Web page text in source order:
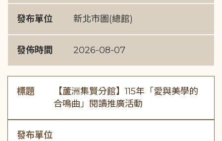
發布單位 新北市圖(總館)
發佈時間 2026-08-07
標題
【蘆洲集賢分館】115年「愛與美學的
合鳴曲」閱讀推廣活動
發布單位